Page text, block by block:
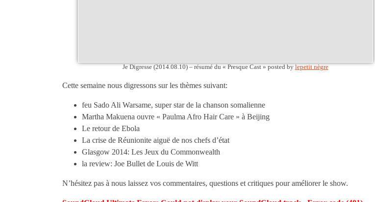
Je Digresse (2014.08.10) – résumé du « Presque Cast » posted by lepetit nègre
Cette semaine nous digressons sur les thèmes suivant:
feu Sado Ali Warsame, super star de la chanson somalienne
Martha Makuena ouvre « Paulma Afro Hair Care » à Beijing
Le retour de Ebola
La crise de Réunionite aiguë de nos chefs d’état
Glasgow 2014: Les Jeux du Commonwealth
la review: Joe Bullet de Louis de Witt
N’hésitez pas à nous laissez vos commentaires, questions et critiques pour améliorer le show.